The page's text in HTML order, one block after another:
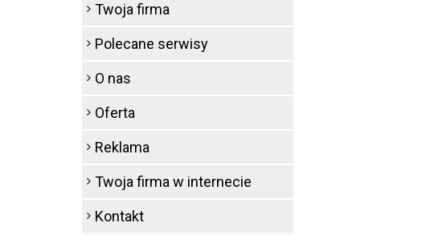
Twoja firma
Polecane serwisy
O nas
Oferta
Reklama
Twoja firma w internecie
Kontakt